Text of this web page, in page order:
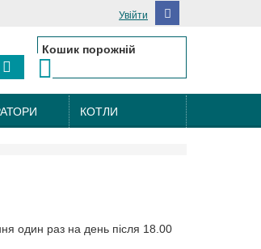
Увійти
Кошик порожній
КОТЛИ
один раз на день після 18.00